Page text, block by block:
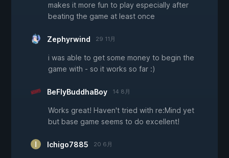
makes it more fun to play especially after
beating the game at least once
Zephyrwind 29 11月
i was able to get some money to begin the
game with - so it works so far :)
BeFlyBuddhaBoy 14 8月
Works great! Haven't tried with re:Mind yet
but base game seems to do excellent!
Ichigo7885 20 6月